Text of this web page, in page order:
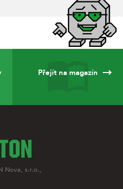
Přejít na magazín
Nova, s.r.o.,